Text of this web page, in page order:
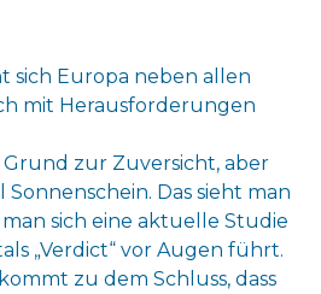
sich Europa neben allen
mit Herausforderungen
zur Zuversicht, aber
Sonnenschein. Das sieht man
sich eine aktuelle Studie
„Verdict“ vor Augen führt.
zu dem Schluss, dass